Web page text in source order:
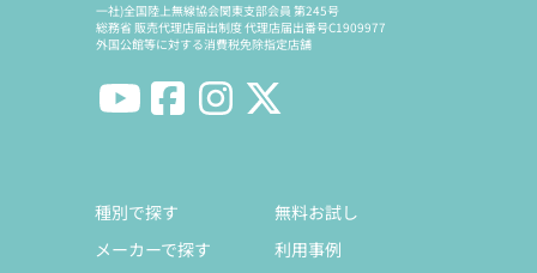
一社)全国陸上無線協会関東支部会員 第245号
総務省 販売代理店届出制度 代理店届出番号C1909977
外国公館等に対する消費税免除指定店舗
種別で探す
メーカーで探す
無料お試し
利用事例